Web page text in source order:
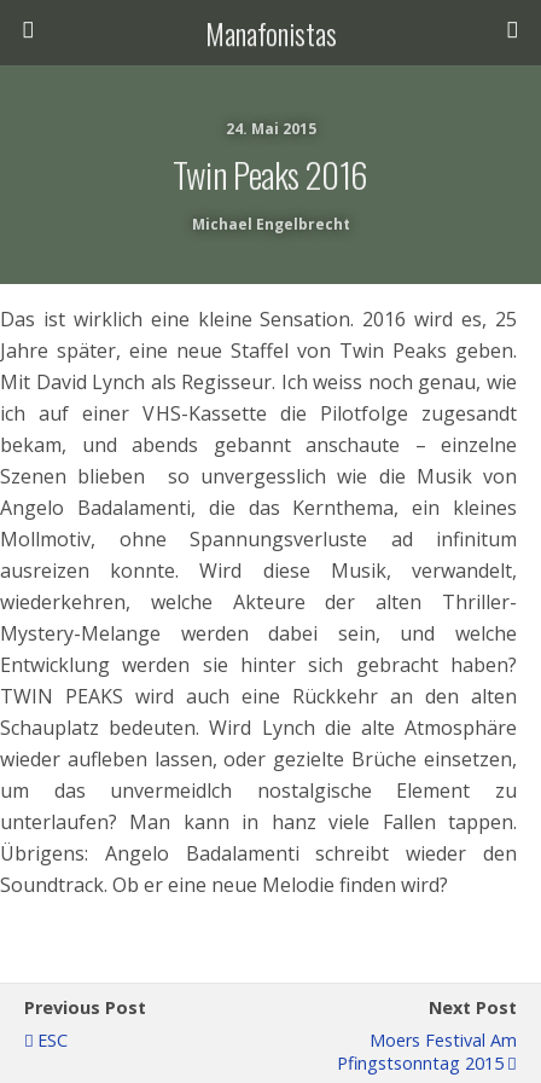
Manafonistas
24. Mai 2015
Twin Peaks 2016
Michael Engelbrecht
Das ist wirklich eine kleine Sensation. 2016 wird es, 25
Jahre später, eine neue Staffel von Twin Peaks geben.
Mit David Lynch als Regisseur. Ich weiss noch genau, wie
ich auf einer VHS-Kassette die Pilotfolge zugesandt
bekam, und abends gebannt anschaute – einzelne
Szenen blieben so unvergesslich wie die Musik von
Angelo Badalamenti, die das Kernthema, ein kleines
Mollmotiv, ohne Spannungsverluste ad infinitum
ausreizen konnte. Wird diese Musik, verwandelt,
wiederkehren, welche Akteure der alten Thriller-
Mystery-Melange werden dabei sein, und welche
Entwicklung werden sie hinter sich gebracht haben?
TWIN PEAKS wird auch eine Rückkehr an den alten
Schauplatz bedeuten. Wird Lynch die alte Atmosphäre
wieder aufleben lassen, oder gezielte Brüche einsetzen,
um das unvermeidlch nostalgische Element zu
unterlaufen? Man kann in hanz viele Fallen tappen.
Übrigens: Angelo Badalamenti schreibt wieder den
Soundtrack. Ob er eine neue Melodie finden wird?
Previous Post
ESC
Next Post
Moers Festival Am
Pfingstsonntag 2015